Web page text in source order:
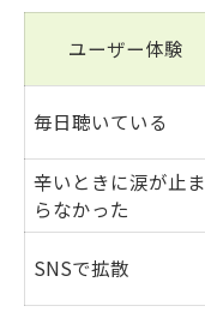
ユーザー体験
毎日聴いている
辛いときに涙が止ま
らなかった
SNSで拡散